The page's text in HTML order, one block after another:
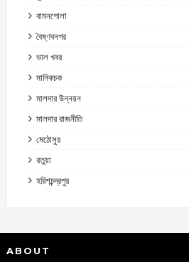
বামনগোলা
বৈষ্ণবনগর
ভাল খবর
মানিকচক
মালদার উন্নয়ন
মালদার রাজনীতি
মেঠোসুর
রতুয়া
হরিশচন্দ্রপুর
ABOUT